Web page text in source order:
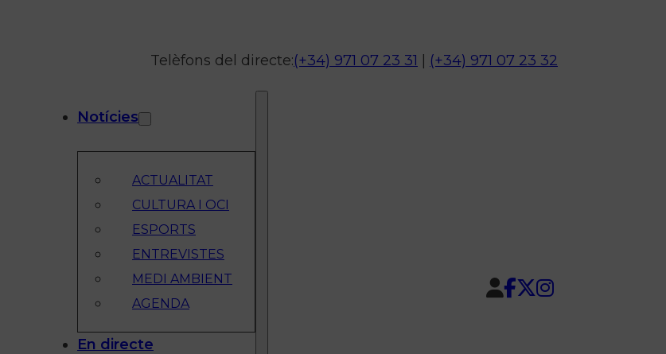
Telèfons del directe:(+34) 971 07 23 31 (+34) 971 07 23 32
Notícies
ACTUALITAT
CULTURA I OCI
ESPORTS
ENTREVISTES
MEDI AMBIENT
AGENDA
En directe